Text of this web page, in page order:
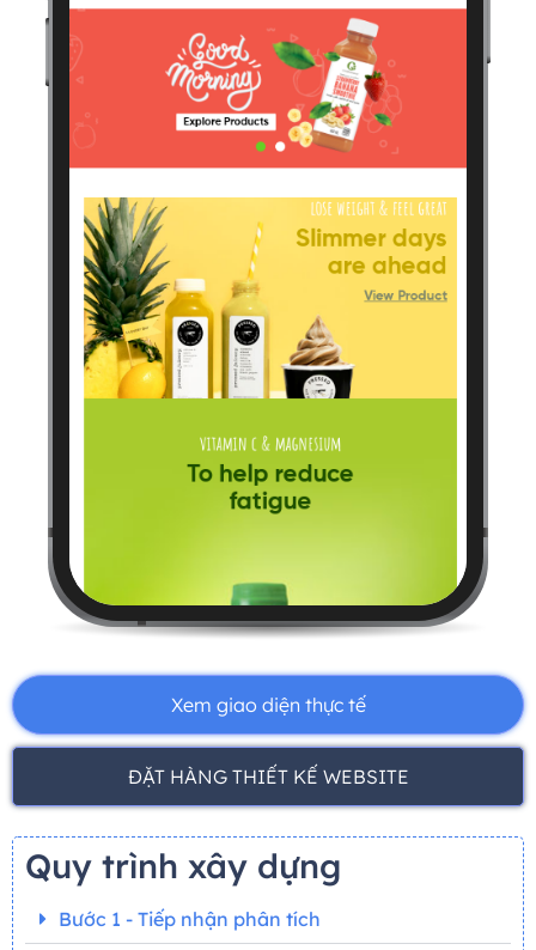
Xem giao diện thực tế
ĐẶT HÀNG THIẾT KẾ WEBSITE
Quy trình xây dựng
Bước 1 - Tiếp nhận phân tích